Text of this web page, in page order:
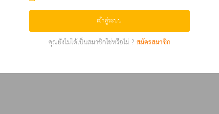
เข้าสู่ระบบ
คุณยังไม่ได้เป็นสมาชิกใช่หรือไม่ ?สมัครสมาชิก